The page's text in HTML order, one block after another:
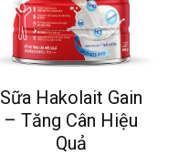
Sữa Hakolait Gain
– Tăng Cân Hiệu
Quả